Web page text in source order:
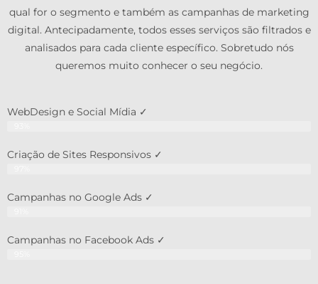
qual for o segmento e também as campanhas de marketing
digital. Antecipadamente, todos esses serviços são filtrados e
analisados para cada cliente específico. Sobretudo nós
queremos muito conhecer o seu negócio.
WebDesign e Social Mídia ✓
Criação de Sites Responsivos ✓
Campanhas no Google Ads ✓
Campanhas no Facebook Ads ✓